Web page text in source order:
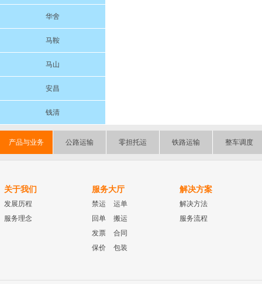
华舍
马鞍
马山
安昌
钱清
产品与业务 公路运输 零担托运 铁路运输 整车调度
关于我们
发展历程
服务理念
服务大厅
禁运
运单
回单
搬运
发票
合同
保价
包装
解决方案
解决方法
服务流程